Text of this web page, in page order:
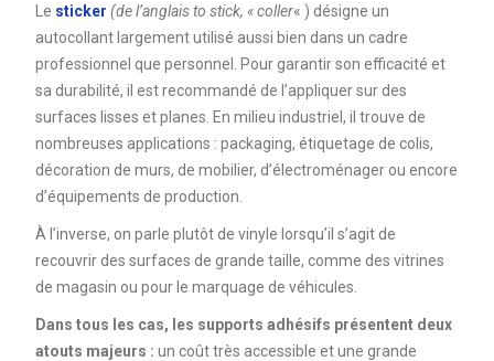
Le sticker (de l’anglais to stick, « coller« ) désigne un
autocollant largement utilisé aussi bien dans un cadre
professionnel que personnel. Pour garantir son efficacité et
sa durabilité, il est recommandé de l’appliquer sur des
surfaces lisses et planes. En milieu industriel, il trouve de
nombreuses applications : packaging, étiquetage de colis,
décoration de murs, de mobilier, d’électroménager ou encore
d’équipements de production.
À l’inverse, on parle plutôt de vinyle lorsqu’il s’agit de
recouvrir des surfaces de grande taille, comme des vitrines
de magasin ou pour le marquage de véhicules.
Dans tous les cas, les supports adhésifs présentent deux
atouts majeurs : un coût très accessible et une grande